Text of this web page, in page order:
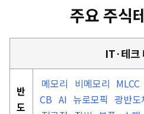
주요 주식
IT·테크
반
도
메모리 비메모리 MLCC
CB AI 뉴로모픽 광반도